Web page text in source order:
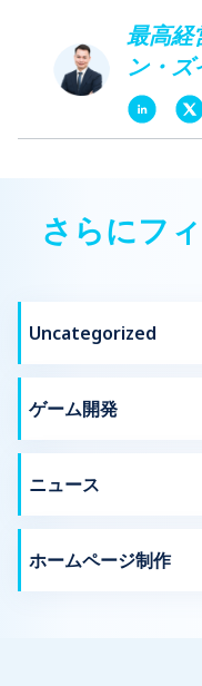
最高経
ン・ズ
さらにフ
Uncategorized
ゲーム開発
ニュース
ホームページ制作